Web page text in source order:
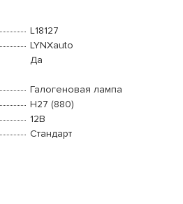
L18127
LYNXauto
Да
Галогеновая лампа
H27 (880)
12В
Стандарт